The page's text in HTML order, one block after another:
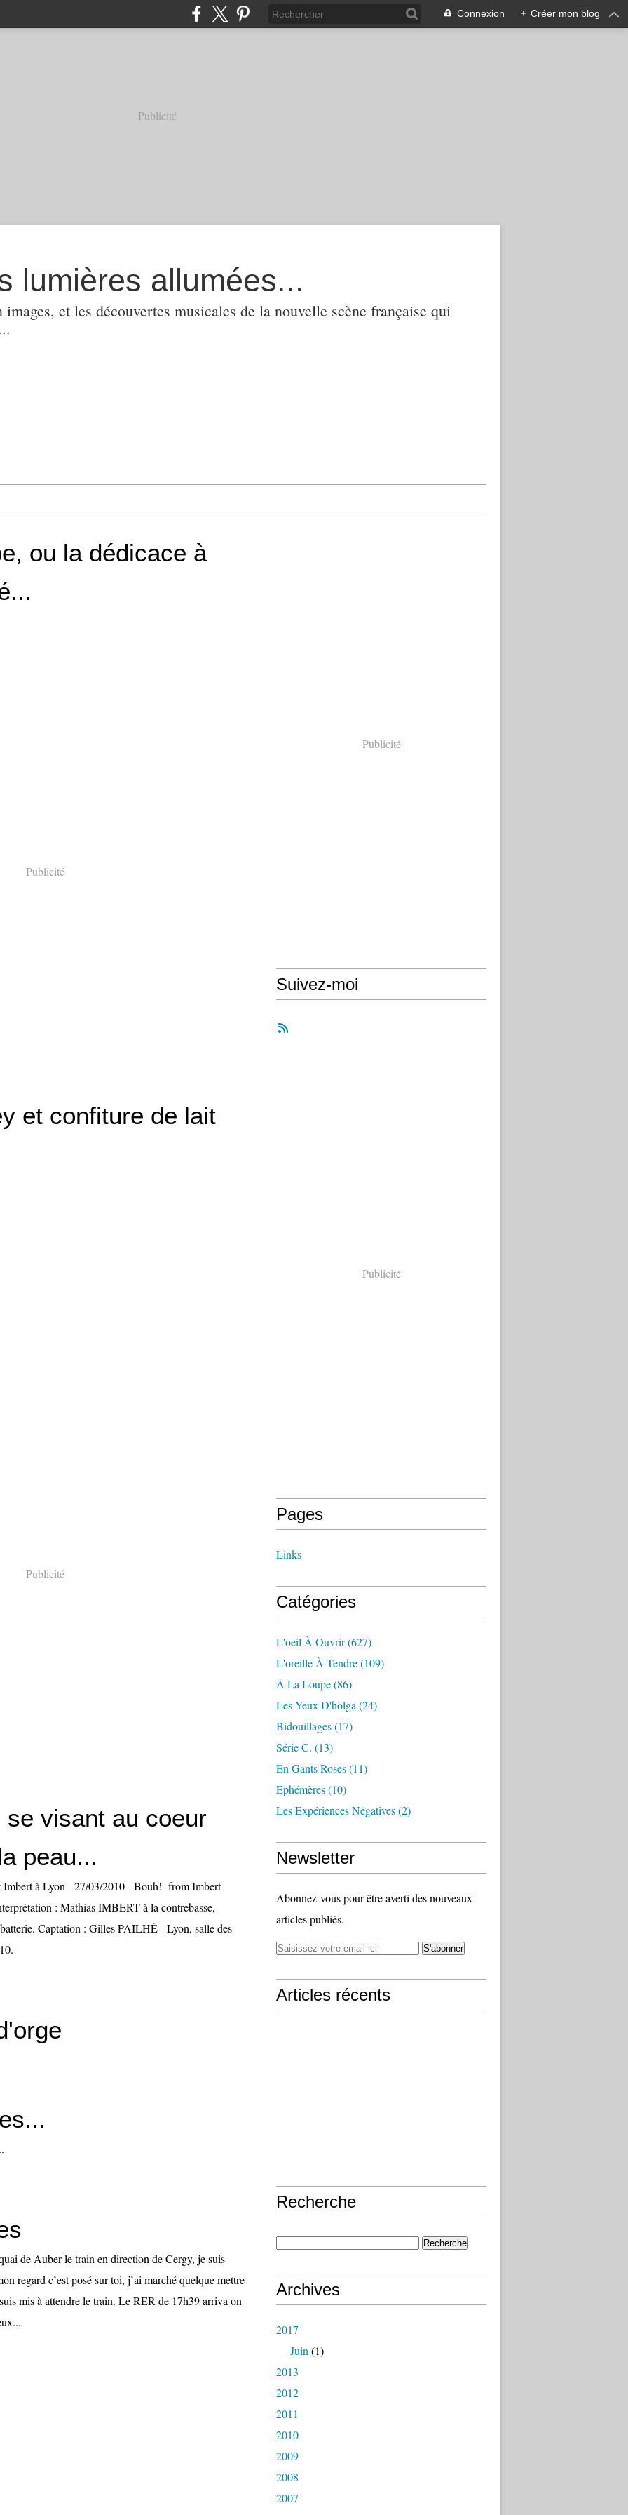
Connexion + Créer mon blog
Publicité
lumières allumées...
et les découvertes musicales de la nouvelle scène française qui
ou la dédicace à
Publicité
et confiture de lait
Publicité
se visant au coeur
peau...
à Lyon - 27/03/2010 - Bouh!- from Imbert
: Mathias IMBERT à la contrebasse,
Captation : Gilles PAILHÉ - Lyon, salle des
de Auber le train en direction de Cergy, je suis
regard c’est posé sur toi, j’ai marché quelque mettre
mis à attendre le train. Le RER de 17h39 arriva on
Publicité
Suivez-moi
Publicité
Pages
Links
Catégories
L'oeil À Ouvrir(627)
L'oreille À Tendre(109)
À La Loupe(86)
Les Yeux D'holga (24)
Bidouillages(17)
Série C. (13)
En Gants Roses(11)
Ephémères(10)
Les Expériences Négatives(2)
Newsletter
Abonnez-vous pour être averti des nouveaux
articles publiés.
Articles récents
Recherche
Archives
2017
Juin (1)
2013
2012
2011
2010
2009
2008
2007